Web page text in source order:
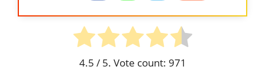
4.5 / 5. Vote count: 971